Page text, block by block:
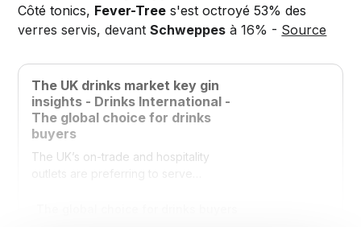
Côté tonics, Fever-Tree s'est octroyé 53% des
verres servis, devantSchweppes à 16% - Source
The UK drinks market key gin
insights - Drinks International -
The global choice for drinks
buyers
The UK’s on-trade and hospitality